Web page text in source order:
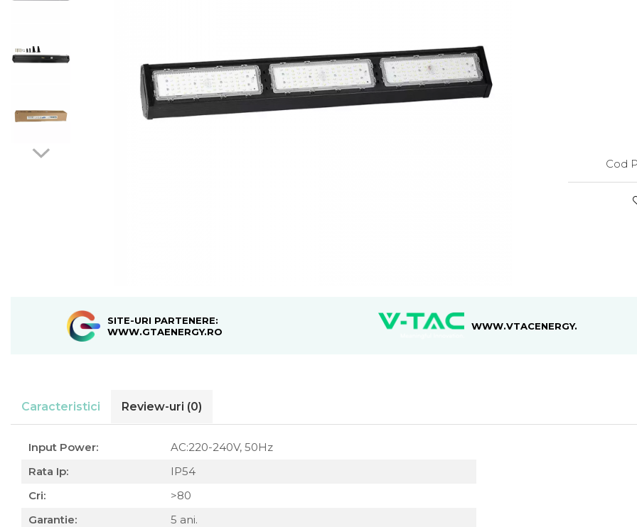
Lămpi de Birou
Cod
SITE-URI PARTENERE:
WWW.GTAENERGY.RO
WWW.VTACENERGY.RO
Caracteristici Review-uri (0)
Input Power:
AC:220-240V, 50Hz
Rata Ip:
IP54
Cri:
>80
Garantie:
5 ani.